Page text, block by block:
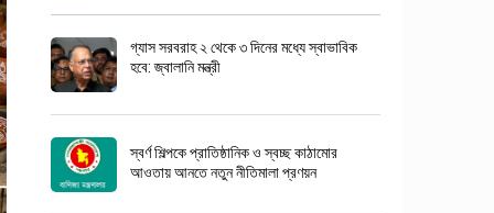
গ্যাস সরবরাহ ২ থেকে ৩ দিনের মধ্যে স্বাভাবিক
হবে: জ্বালানি মন্ত্রী
স্বর্ণ শিল্পকে প্রাতিষ্ঠানিক ও স্বচ্ছ কাঠামোর
আওতায় আনতে নতুন নীতিমালা প্রণয়ন